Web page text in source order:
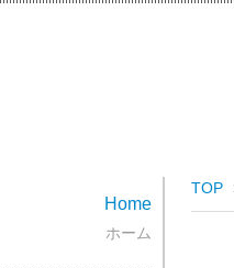
TOP
Home
ホーム